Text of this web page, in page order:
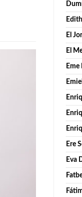
El
El
Ere
Eva